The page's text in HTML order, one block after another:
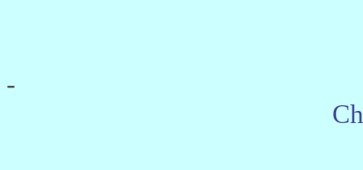
-